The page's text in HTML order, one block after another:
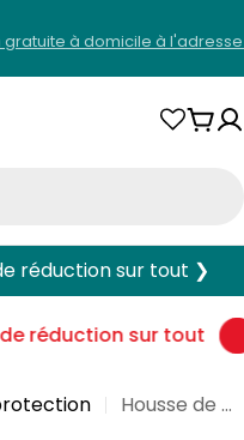
gratuite à domicile à
réduction sur tout ❯
réduction sur tout
Housse de protection PROTEGE pour table